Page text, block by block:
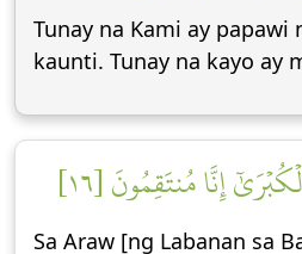
Tunay na Kami ay papawi
kaunti. Tunay na kayo ay
إِنَّا مُنتَقِمُونَ [١٦]
Sa Araw [ng Labanan sa